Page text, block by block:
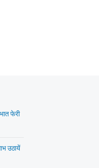
फेरी
उठायें